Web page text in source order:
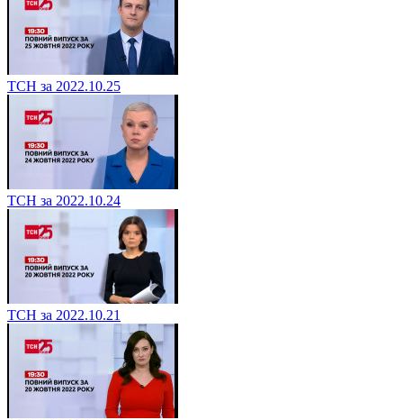
ТСН за 2022.10.25
ТСН за 2022.10.24
ТСН за 2022.10.21